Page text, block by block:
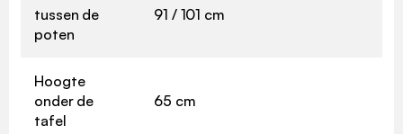
tussen de
poten
91 / 101 cm
Hoogte
onder de
tafel
65 cm